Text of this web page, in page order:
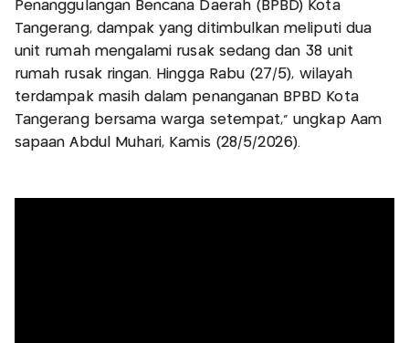
Penanggulangan Bencana Daerah (BPBD) Kota
Tangerang, dampak yang ditimbulkan meliputi dua
unit rumah mengalami rusak sedang dan 38 unit
rumah rusak ringan. Hingga Rabu (27/5), wilayah
terdampak masih dalam penanganan BPBD Kota
Tangerang bersama warga setempat," ungkap Aam
sapaan Abdul Muhari, Kamis (28/5/2026).